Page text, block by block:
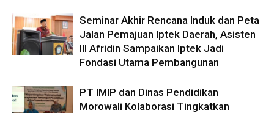
Seminar Akhir Rencana Induk dan Peta
Jalan Pemajuan Iptek Daerah, Asisten
III Afridin Sampaikan Iptek Jadi
Fondasi Utama Pembangunan
PT IMIP dan Dinas Pendidikan
Morowali Kolaborasi Tingkatkan